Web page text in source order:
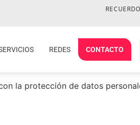
REDES CONTACTO
la protección de datos